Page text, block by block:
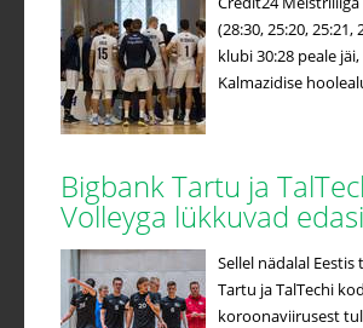
(28:30, 25:20,
klubi 30:28 peale
Kalmazidise
Bigbank Tartu ja
Volleyga lükkuvad edasi
Sellel nädalal
Tartu ja TalTechi
koroonaviirusest